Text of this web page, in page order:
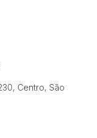
Centro, São